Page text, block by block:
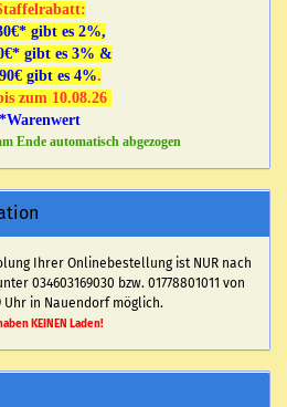
gibt es 2%,
gibt es 3% &
gibt es 4%.
zum 10.08.26
*Warenwert
Ende automatisch abgezogen
Ihrer Onlinebestellung ist NUR nach
034603169030 bzw. 01778801011 von
Uhr in Nauendorf möglich.
KEINEN Laden!